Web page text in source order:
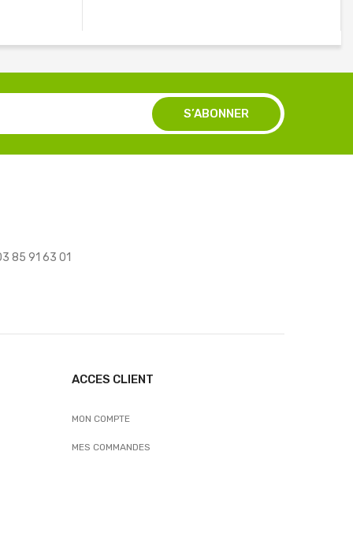
85 91 63 01
ACCES CLIENT
MON COMPTE
MES COMMANDES